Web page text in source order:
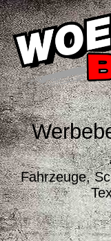
Fahrzeuge,